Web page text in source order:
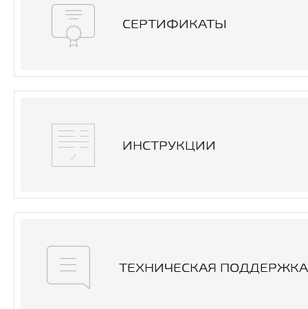
СЕРТИФИКАТЫ
ИНСТРУКЦИИ
ТЕХНИЧЕСКАЯ ПОДДЕРЖКА